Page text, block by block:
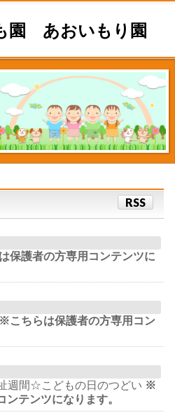
園 あおいもり園
RSS
保護者の方専用コンテンツに
※こちらは保護者の方専用コン
週間☆こどもの日のつどい ※
テンツになります。